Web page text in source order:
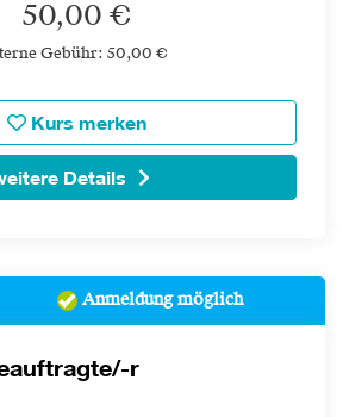
50,00 €
Gebühr: 50,00 €
Kurs merken
Details
Anmeldung möglich
r